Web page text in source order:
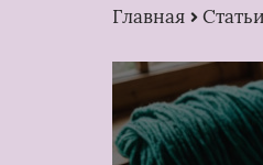
Главная Статьи